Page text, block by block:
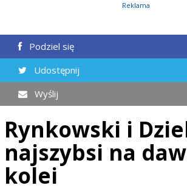
Reklama
Podziel się
Udostępnij
Wyślij
Rynkowski i
najszybsi na
kolei